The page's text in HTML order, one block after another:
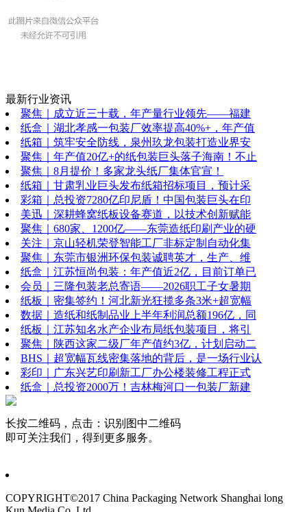
最新行业资讯
聚焦｜成立近三十载，年产量行业领先——福建
纸盒｜湖北孝感一包装厂效率提高40%+，年产值
纸箱｜筑牢安全防线，泉州玖龙包装打造业界安
聚焦｜年产值20亿+的纸包装巨头落子海南！不止
聚焦｜8月提价！多家龙头纸厂集体官宣！
纸箱｜甘肃乳业巨头发布纸箱招标项目，预计采
彩箱｜总投资7280亿印尼盾！中国包装巨头在印
美迅｜深耕蜂窝纸板设备赛道，以技术创新赋能
聚焦｜680家、1200亿——东莞造纸印刷产业的硬
关注｜京山轻机荣登智能工厂非标定制自动化集
聚焦｜东莞市银洲环保包装诚聘英才，生产、维
纸盒｜江苏恒尚包装：年产值近2亿，目前订单已
会员｜三隆包装老总寄语——2026职工子女暑期
纸板｜密集签约！河北新光狂揽多条3米+超宽幅
数据｜造纸和纸制品业上半年利润总额196亿，同
纸板｜江苏知名水产企业布局纸包装项目，将引
聚焦｜陕西这家二级厂年产值约3亿，计划启动二
BHS｜超宽幅瓦线密集落地的背后，是一场行业认
彩印｜广东兴艺印刷新工厂办公楼装修工程正式
纸盒｜总投资2000万！吉林梅河口一包装厂新建
长按二维码，点击：识别图中二维码
即可关注我们，得到更多服务。
COPYRIGHT©2017 China Packaging Network Shanghai long